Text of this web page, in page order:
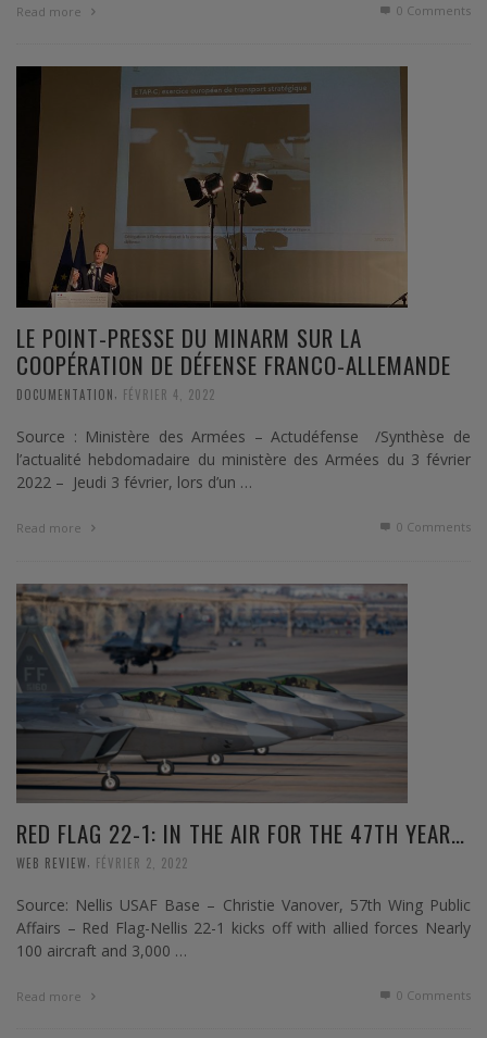
Read more 0 Comments
LE POINT-PRESSE DU MINARM SUR LA
COOPÉRATION DE DÉFENSE FRANCO-ALLEMANDE
DOCUMENTATION, FÉVRIER 4, 2022
Source : Ministère des Armées – Actudéfense /Synthèse de
l’actualité hebdomadaire du ministère des Armées du 3 février
2022 – Jeudi 3 février, lors d’un …
Read more 0 Comments
RED FLAG 22-1: IN THE AIR FOR THE 47TH YEAR…
WEB REVIEW FÉVRIER 2, 2022
Source: Nellis USAF Base – Christie Vanover, 57th Wing Public
Affairs – Red Flag-Nellis 22-1 kicks off with allied forces Nearly
100 aircraft and 3,000 …
Read more 0 Comments